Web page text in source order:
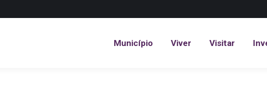
Município Viver Visitar
Município Viver Visitar